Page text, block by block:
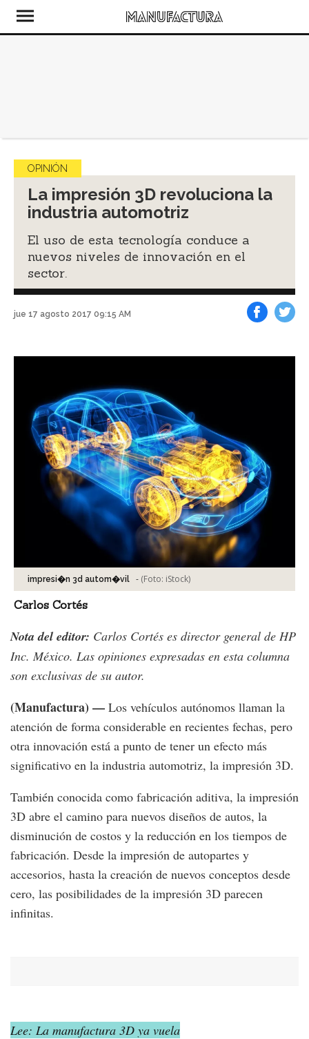
OPINIÓN
La impresión 3D revoluciona la
industria automotriz
El uso de esta tecnología conduce a
nuevos niveles de innovación en el
sector.
jue 17 agosto 2017 09:15 AM
impresi�n 3d autom�vil - (Foto: iStock)
Carlos Cortés
Nota del editor: Carlos Cortés es director general de HP
Inc. México. Las opiniones expresadas en esta columna
son exclusivas de su autor.
(Manufactura) — Los vehículos autónomos llaman la
atención de forma considerable en recientes fechas, pero
otra innovación está a punto de tener un efecto más
significativo en la industria automotriz, la impresión 3D.
También conocida como fabricación aditiva, la impresión
3D abre el camino para nuevos diseños de autos, la
disminución de costos y la reducción en los tiempos de
fabricación. Desde la impresión de autopartes y
accesorios, hasta la creación de nuevos conceptos desde
cero, las posibilidades de la impresión 3D parecen
infinitas.
Lee: La manufactura 3D ya vuela